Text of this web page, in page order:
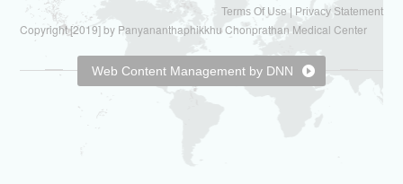
Terms Of Use | Privacy Statement
Copyright [2019] by Panyananthaphikkhu Chonprathan Medical Center
Web Content Management by DNN